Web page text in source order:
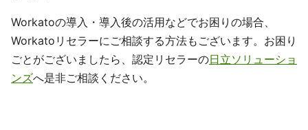
Workatoの導入・導入後の活用などでお困りの場合、
Workatoリセラーにご相談する方法もございます。お困り
ごとがございましたら、認定リセラーの日立ソリューショ
ンズへ是非ご相談ください。